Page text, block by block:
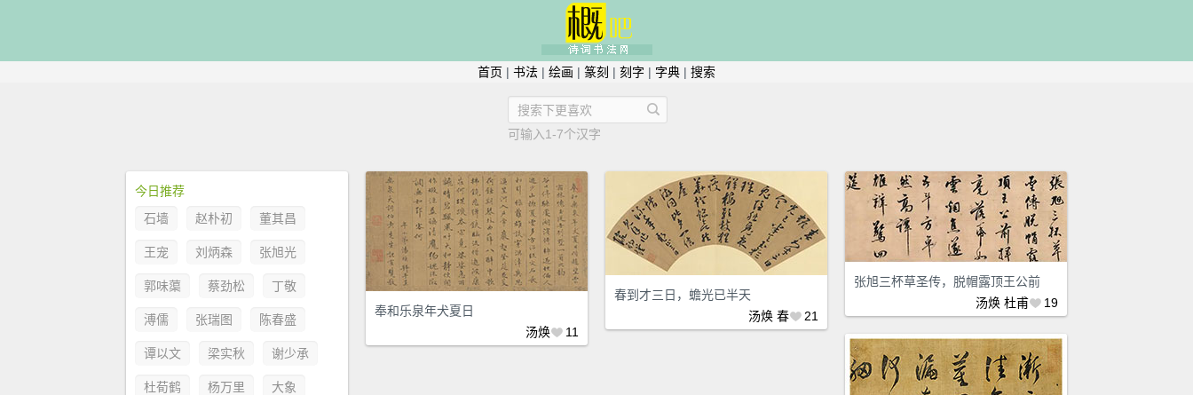
首页 | 书法 | 绘画 | 篆刻 | 刻字 | 字典 | 搜索
可输入1-7个汉字
今日推荐
石墙
赵朴初 董其昌
王宠 刘炳森 张旭光
郭味蕖 蔡劲松 丁敬
溥儒 张瑞图 陈春盛
谭以文 梁实秋 谢少承
杜荀鹤 杨万里 大象
奉和乐泉年犬夏日
汤焕
11
春到才三日，蟾光已半天
汤焕 春 21
张旭三杯草圣传，脱帽露顶王公前
汤焕 杜甫 19